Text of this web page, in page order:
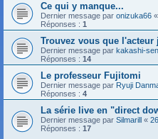
Ce qui y manque...
Dernier message par onizuka66 «
Réponses : 1
Trouvez vous que l'acteur
Dernier message par kakashi-
Réponses : 14
Le professeur Fujitomi
Dernier message par Ryuji
Réponses : 4
La série live en "direct
Dernier message par Silmarill «
Réponses : 17